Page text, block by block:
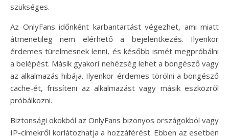
szükséges.
Az OnlyFans időnként karbantartást végezhet, ami miatt
átmenetileg nem elérhető a bejelentkezés. Ilyenkor
érdemes türelmesnek lenni, és később ismét megpróbálni
a belépést. Másik gyakori nehézség lehet a böngésző vagy
az alkalmazás hibája. Ilyenkor érdemes törölni a böngésző
cache-ét, frissíteni az alkalmazást vagy másik eszközről
próbálkozni.
Biztonsági okokból az OnlyFans bizonyos országokból vagy
IP-címekről korlátozhatja a hozzáférést. Ebben az esetben